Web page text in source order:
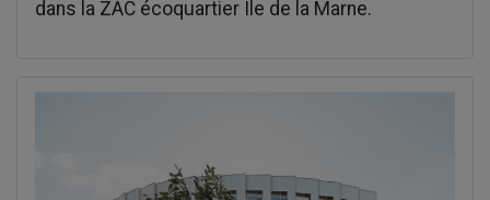
dans la ZAC écoquartier Ile de la Marne.